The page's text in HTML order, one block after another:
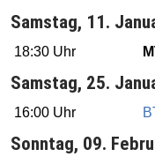
Samstag, 11.
18:30 Uhr
Samstag, 25.
16:00 Uhr
Sonntag, 09.